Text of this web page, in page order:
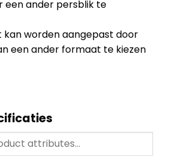
een ander persblik te
worden aangepast door
een ander formaat te kiezen